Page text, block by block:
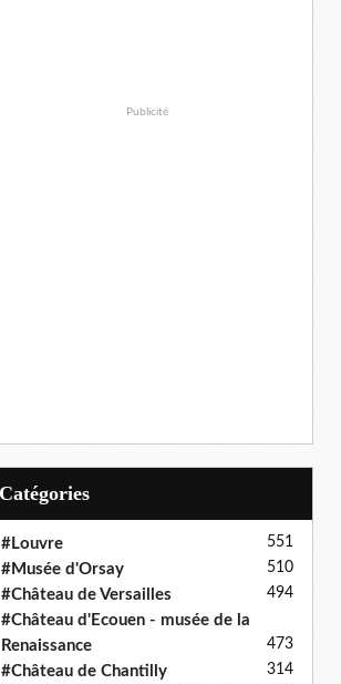
Publicité
Catégories
#Louvre 551
#Musée d'Orsay 510
#Château de Versailles 494
#Château d'Ecouen - musée de la
Renaissance
473
#Château de Chantilly 314